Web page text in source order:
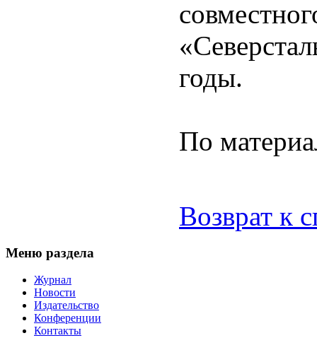
годы.
По
Возврат к
Меню раздела
Журнал
Новости
Издательство
Конференции
Контакты